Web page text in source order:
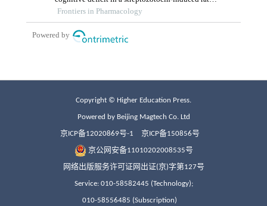
Copyright © Higher Education Press.
Powered by Beijing Magtech Co. Ltd
京ICP备12020869号-1 京ICP备150856号
京公网安备11010202008535号
网络出版服务许可证网出证(京)字第127号
Service: 010-58582445 (Technology);
010-58556485 (Subscription)